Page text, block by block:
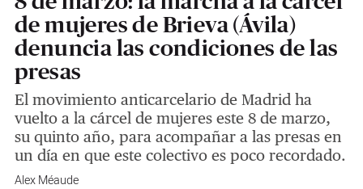
de mujeres de Brieva (Ávila)
denuncia las condiciones de las
presas
El movimiento anticarcelario de Madrid ha
vuelto a la cárcel de mujeres este 8 de marzo,
su quinto año, para acompañar a las presas en
un día en que este colectivo es poco recordado.
Alex Méaude